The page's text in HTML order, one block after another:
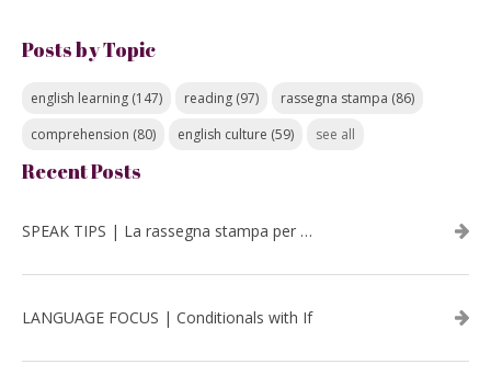
Posts by Topic
english learning (147) reading (97) rassegna stampa (86)
comprehension (80) english culture (59) see all
Recent Posts
SPEAK TIPS | La rassegna stampa per migliorare l’inglese - luglio 2026
LANGUAGE FOCUS | Conditionals with If